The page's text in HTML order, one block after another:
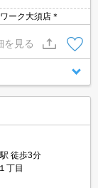
ーク大須店＊
を見る
徒歩3分
丁目